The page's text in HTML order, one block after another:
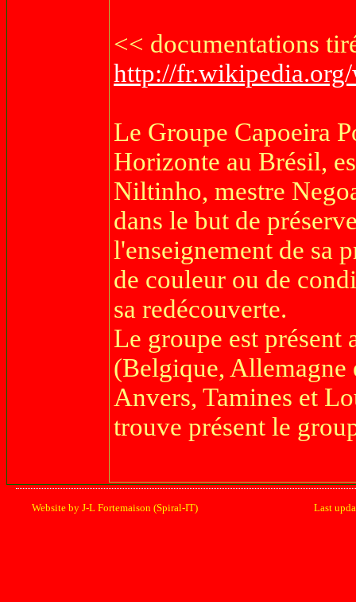
<< documentations
http://
Le Groupe Capoeira
Horizonte au Brésil,
Niltinho, mestre
dans le but de
l'enseignement de sa
de couleur ou de
sa redécouverte.
Le groupe est présent
(Belgique, Allemagne
Anvers, Tamines et
trouve présent le
Website by J-L Fortemaison (Spiral-IT) Last